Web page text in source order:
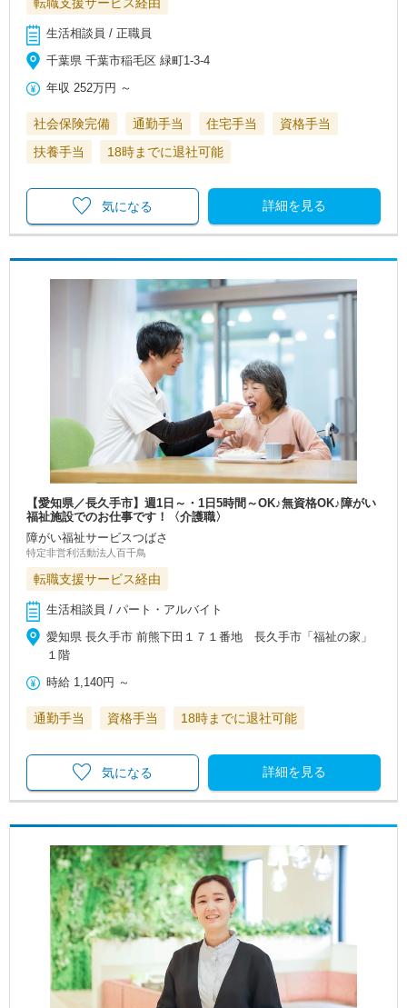
転職支援サービス経由
生活相談員 / 正職員
千葉県 千葉市稲毛区 緑町1-3-4
年収 252万円 ～
社会保険完備 通勤手当 住宅手当
資格手当
扶養手当
18時までに退社可能
詳細を見る
気になる
【愛知県／長久手市】週1日～・1日5時間～OK♪無資格OK♪障がい
福祉施設でのお仕事です！〈介護職〉
障がい福祉サービスつばさ
特定非営利活動法人百千鳥
転職支援サービス経由
生活相談員 / パート・アルバイト
愛知県 長久手市 前熊下田１７１番地 長久手市「福祉の家」
１階
時給 1,140円 ～
通勤手当 資格手当 18時までに退社可能
詳細を見る
気になる